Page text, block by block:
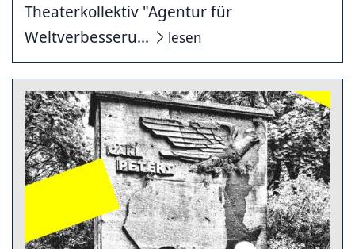
Theaterkollektiv "Agentur für
Weltverbesseru...
lesen